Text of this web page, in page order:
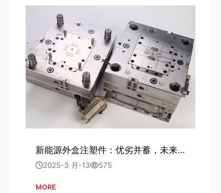
新能源外盒注塑件：优劣并蓄，未来可期
2025-3 月-13 575
MORE